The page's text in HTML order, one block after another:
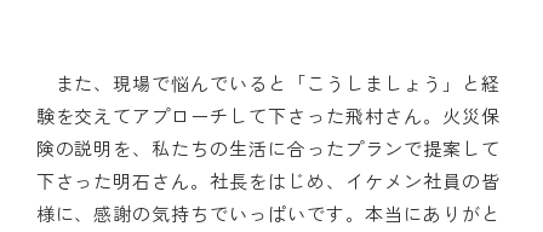
また、現場で悩んでいると「こうしましょう」と経
験を交えてアプローチして下さった飛村さん。火災保
険の説明を、私たちの生活に合ったプランで提案して
下さった明石さん。社長をはじめ、イケメン社員の皆
様に、感謝の気持ちでいっぱいです。本当にありがと